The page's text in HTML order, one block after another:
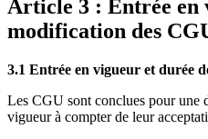
Article 3 : Entrée en
modification des
3.1 Entrée en vigueur et durée
Les CGU sont conclues pour une
vigueur à compter de leur